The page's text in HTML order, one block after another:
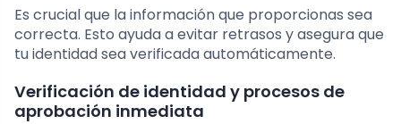
Es crucial que la información que proporcionas sea
correcta. Esto ayuda a evitar retrasos y asegura que
tu identidad sea verificada automáticamente.
Verificación de identidad y procesos de
aprobación inmediata